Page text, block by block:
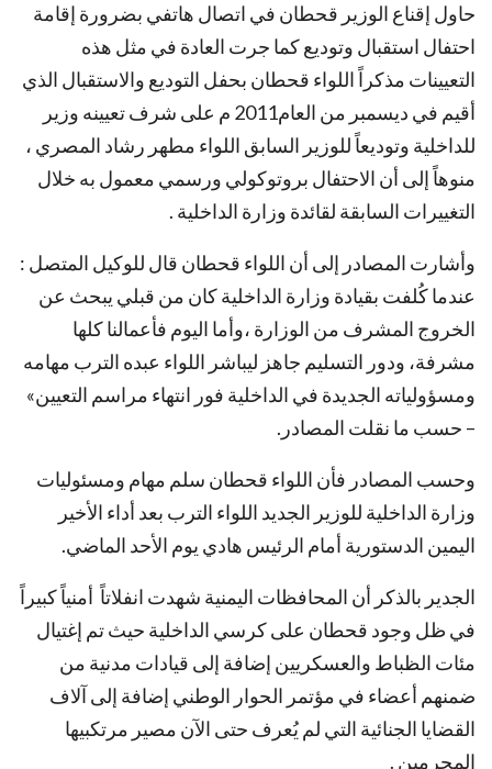
حاول إقناع الوزير قحطان في اتصال هاتفي بضرورة إقامة
احتفال استقبال وتوديع كما جرت العادة في مثل هذه
التعيينات مذكراً اللواء قحطان بحفل التوديع والاستقبال الذي
أقيم في ديسمبر من العام2011 م على شرف تعيينه وزير
للداخلية وتوديعاً للوزير السابق اللواء مطهر رشاد المصري ،
منوهاً إلى أن الاحتفال بروتوكولي ورسمي معمول به خلال
التغييرات السابقة لقائدة وزارة الداخلية .
وأشارت المصادر إلى أن اللواء قحطان قال للوكيل المتصل :
عندما كُلفت بقيادة وزارة الداخلية كان من قبلي يبحث عن
الخروج المشرف من الوزارة ،وأما اليوم فأعمالنا كلها
مشرفة، ودور التسليم جاهز ليباشر اللواء عبده الترب مهامه
ومسؤولياته الجديدة في الداخلية فور انتهاء مراسم التعيين»
– حسب ما نقلت المصادر.
وحسب المصادر فأن اللواء قحطان سلم مهام ومسئوليات
وزارة الداخلية للوزير الجديد اللواء الترب بعد أداء الأخير
اليمين الدستورية أمام الرئيس هادي يوم الأحد الماضي.
الجدير بالذكر أن المحافظات اليمنية شهدت انفلاتاً أمنياً كبيراً
في ظل وجود قحطان على كرسي الداخلية حيث تم إغتيال
مئات الظباط والعسكريين إضافة إلى قيادات مدنية من
ضمنهم أعضاء في مؤتمر الحوار الوطني إضافة إلى آلاف
القضايا الجنائية التي لم يُعرف حتى الآن مصير مرتكبيها
المجرمين .